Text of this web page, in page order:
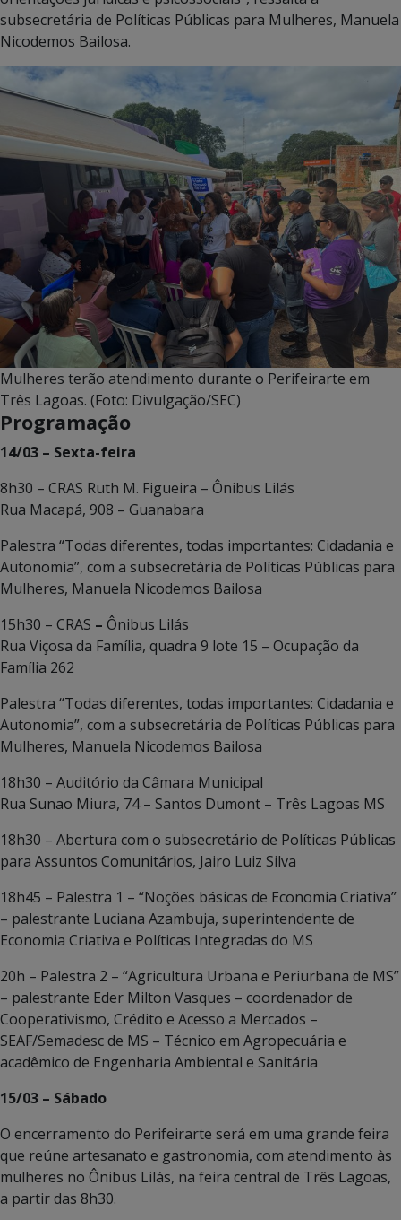
subsecretária de Políticas Públicas para Mulheres, Manuela
Nicodemos Bailosa.
Mulheres terão atendimento durante o Perifeirarte em
Três Lagoas. (Foto: Divulgação/SEC)
Programação
14/03 – Sexta-feira
8h30 – CRAS Ruth M. Figueira – Ônibus Lilás
Rua Macapá, 908 – Guanabara
Palestra “Todas diferentes, todas importantes: Cidadania e
Autonomia”, com a subsecretária de Políticas Públicas para
Mulheres, Manuela Nicodemos Bailosa
15h30 – CRAS – Ônibus Lilás
Rua Viçosa da Família, quadra 9 lote 15 – Ocupação da
Família 262
Palestra “Todas diferentes, todas importantes: Cidadania e
Autonomia”, com a subsecretária de Políticas Públicas para
Mulheres, Manuela Nicodemos Bailosa
18h30 – Auditório da Câmara Municipal
Rua Sunao Miura, 74 – Santos Dumont – Três Lagoas MS
18h30 – Abertura com o subsecretário de Políticas Públicas
para Assuntos Comunitários, Jairo Luiz Silva
18h45 – Palestra 1 – “Noções básicas de Economia Criativa”
– palestrante Luciana Azambuja, superintendente de
Economia Criativa e Políticas Integradas do MS
20h – Palestra 2 – “Agricultura Urbana e Periurbana de MS”
– palestrante Eder Milton Vasques – coordenador de
Cooperativismo, Crédito e Acesso a Mercados –
SEAF/Semadesc de MS – Técnico em Agropecuária e
acadêmico de Engenharia Ambiental e Sanitária
15/03 – Sábado
O encerramento do Perifeirarte será em uma grande feira
que reúne artesanato e gastronomia, com atendimento às
mulheres no Ônibus Lilás, na feira central de Três Lagoas,
a partir das 8h30.